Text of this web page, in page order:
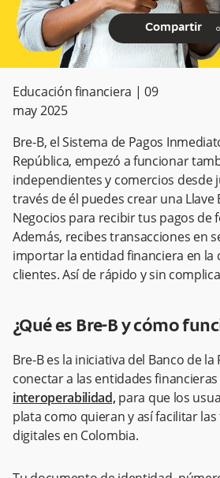
Compartir
Educación financiera | 09
may 2025
Bre-B, el Sistema de Pagos
República, empezó a funcionar
independientes y comercios desde
través de él puedes crear una Llave
Negocios para recibir tus pagos de
Además, recibes transacciones en
importar la entidad financiera en la
clientes. Así de rápido y sin
¿Qué es Bre-B y cómo
Bre-B es la iniciativa del Banco de
conectar a las entidades
interoperabilidad, para que los
plata como quieran y así facilitar
digitales en Colombia.